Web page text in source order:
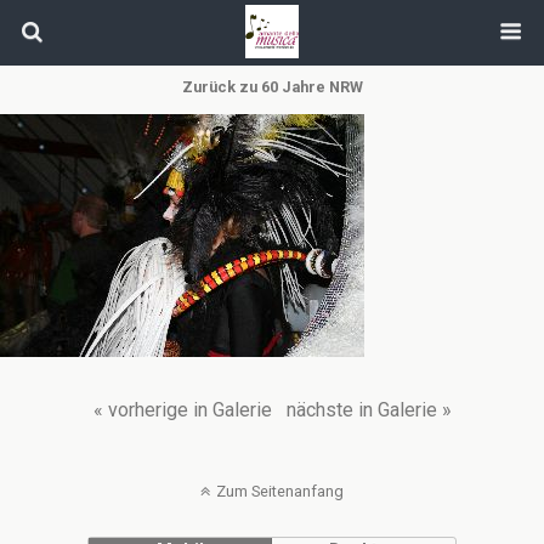
Zurück zu 60 Jahre NRW
« vorherige in Galerie nächste in Galerie »
Zum Seitenanfang